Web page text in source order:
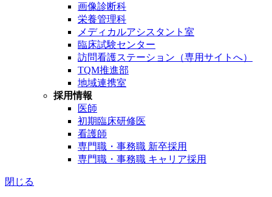
画像診断科
栄養管理科
メディカルアシスタント室
臨床試験センター
訪問看護ステーション（専用サイトへ）
TQM推進部
地域連携室
採用情報
医師
初期臨床研修医
看護師
専門職・事務職 新卒採用
専門職・事務職 キャリア採用
閉じる